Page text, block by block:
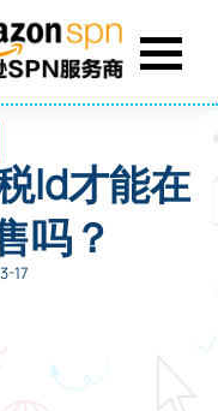
id才能在
吗？
17